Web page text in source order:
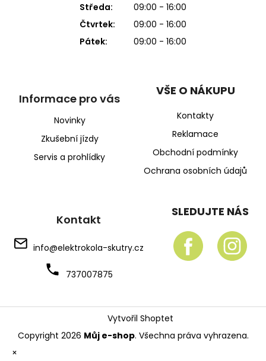
Středa:
09:00 - 16:00
Čtvrtek:
09:00 - 16:00
Pátek:
09:00 - 16:00
Informace pro vás
Novinky
Zkušební jízdy
Servis a prohlídky
VŠE O NÁKUPU
Kontakty
Reklamace
Obchodní podmínky
Ochrana osobních údajů
Kontakt
info@elektrokola-skutry.cz
737007875
SLEDUJTE NÁS
Vytvořil Shoptet
Copyright 2026 Můj e-shop. Všechna práva vyhrazena.
×